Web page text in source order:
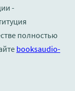
-
полностью
booksaudio-